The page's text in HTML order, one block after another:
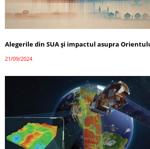
Alegerile din SUA și impactul asupra
21/09/2024